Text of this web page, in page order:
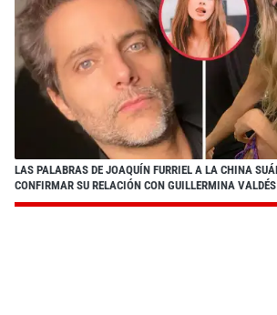
LAS PALABRAS DE JOAQUÍN FURRIEL A LA CHINA
CONFIRMAR SU RELACIÓN CON GUILLERMINA VALDÉS